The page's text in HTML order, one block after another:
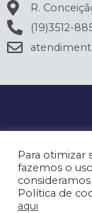
R.
(19)3512-
Para otimizar
fazemos o
Política de
aqui